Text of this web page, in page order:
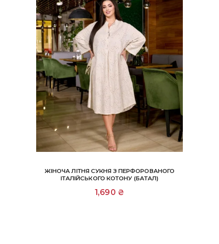
ЖІНОЧА ЛІТНЯ СУКНЯ З ПЕРФОРОВАНОГО
ІТАЛІЙСЬКОГО КОТОНУ (БАТАЛ)
1,690 ₴